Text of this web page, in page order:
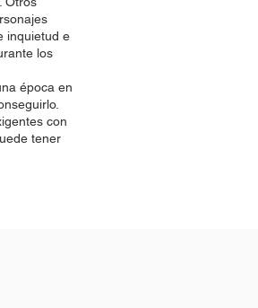
inquietud e
los
época en
con
tener